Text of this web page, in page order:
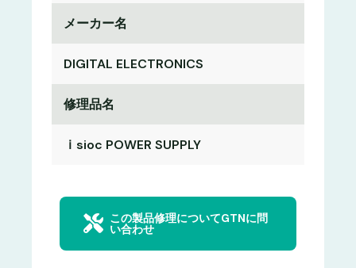
メーカー名
DIGITAL ELECTRONICS
修理品名
ｉsioc POWER SUPPLY
この製品修理についてGTNに問
い合わせ